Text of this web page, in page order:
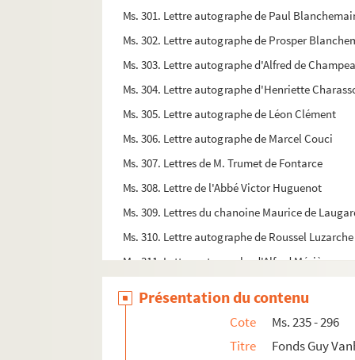
Ms. 301. Lettre autographe de Paul
Ms. 302. Lettre autographe de Prosper
Ms. 303. Lettre autographe d'Alfred de
Ms. 304. Lettre autographe d'Henriette
Ms. 305. Lettre autographe de Léon Clément
Ms. 306. Lettre autographe de Marcel Couci
Ms. 307. Lettres de M. Trumet de Fontarce
Ms. 308. Lettre de l'Abbé Victor Huguenot
Ms. 309. Lettres du chanoine Maurice de
Ms. 310. Lettre autographe de Roussel
Ms. 311. Lettre autographe d'Alfred Mézières
Présentation du contenu
Cote
Ms. 235 - 296
Titre
Fonds Guy